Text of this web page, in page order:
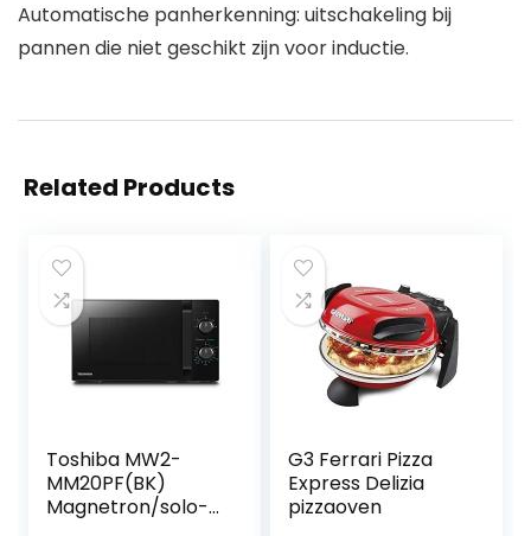
Automatische panherkenning: uitschakeling bij
pannen die niet geschikt zijn voor inductie.
Related Products
Toshiba MW2-
MM20PF(BK)
Magnetron/solo-
G3 Ferrari Pizza
Express Delizia
pizzaoven